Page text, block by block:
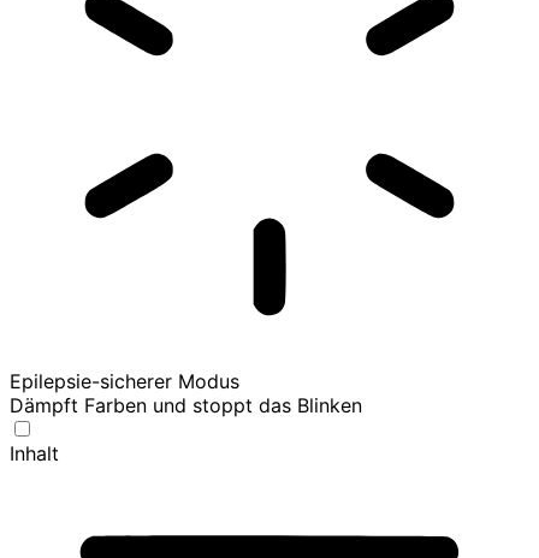
Epilepsie-sicherer Modus
Dämpft Farben und stoppt das Blinken
Inhalt